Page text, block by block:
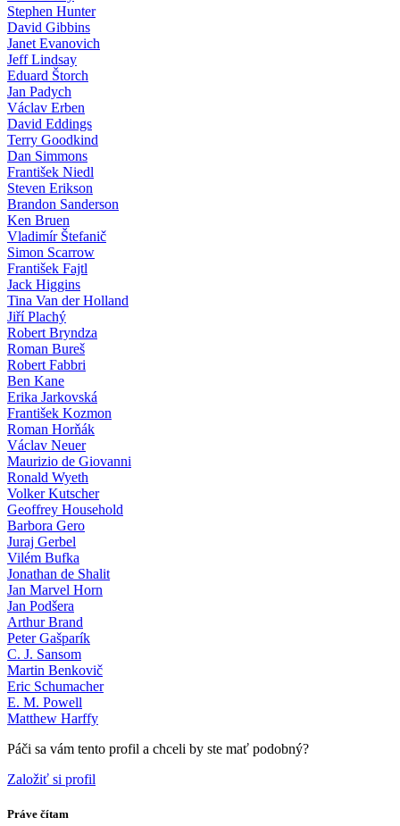
Stephen Hunter
David Gibbins
Janet Evanovich
Jeff Lindsay
Eduard Štorch
Jan Padych
Václav Erben
David Eddings
Terry Goodkind
Dan Simmons
František Niedl
Steven Erikson
Brandon Sanderson
Ken Bruen
Vladimír Štefanič
Simon Scarrow
František Fajtl
Jack Higgins
Tina Van der Holland
Jiří Plachý
Robert Bryndza
Roman Bureš
Robert Fabbri
Ben Kane
Erika Jarkovská
František Kozmon
Roman Horňák
Václav Neuer
Maurizio de Giovanni
Ronald Wyeth
Volker Kutscher
Geoffrey Household
Barbora Gero
Juraj Gerbel
Vilém Bufka
Jonathan de Shalit
Jan Marvel Horn
Jan Podšera
Arthur Brand
Peter Gašparík
C. J. Sansom
Martin Benkovič
Eric Schumacher
E. M. Powell
Matthew Harffy
Páči sa vám tento profil a chceli by ste mať podobný?
Založiť si profil
Práve čítam